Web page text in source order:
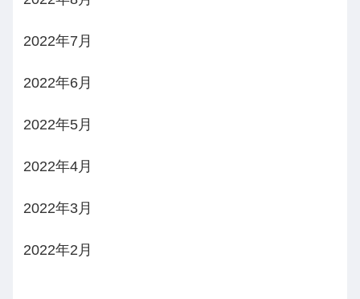
2022年7月
2022年6月
2022年5月
2022年4月
2022年3月
2022年2月